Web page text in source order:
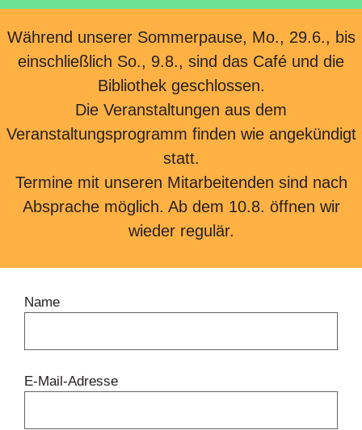
Während unserer Sommerpause, Mo., 29.6., bis
einschließlich So., 9.8., sind das Café und die
Bibliothek geschlossen.
Die Veranstaltungen aus dem
Veranstaltungsprogramm finden wie angekündigt
statt.
Termine mit unseren Mitarbeitenden sind nach
Absprache möglich. Ab dem 10.8. öffnen wir
wieder regulär.
Name
E-Mail-Adresse